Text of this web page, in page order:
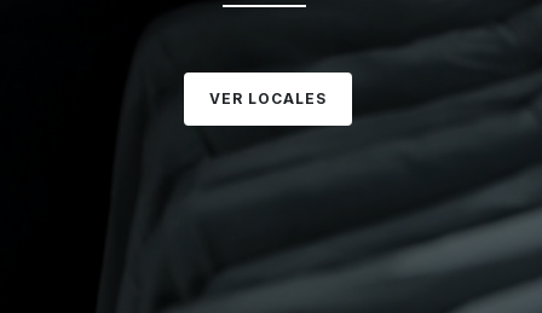
VER LOCALES